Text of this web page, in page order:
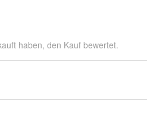
haben, den Kauf bewertet.